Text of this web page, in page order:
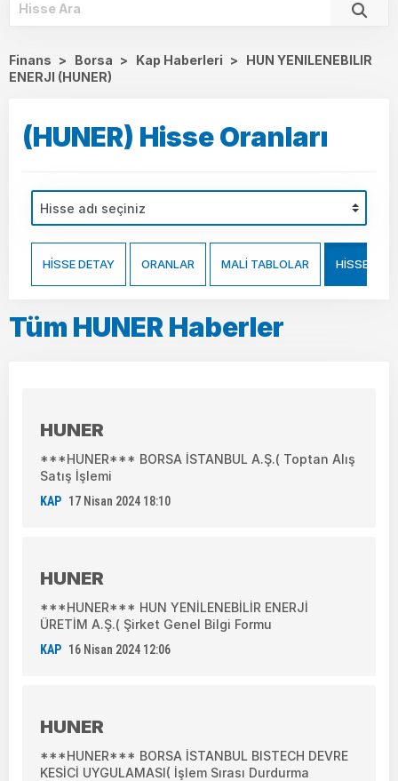
Finans > Borsa > Kap Haberleri >
HUN YENILENEBILIR
ENERJI (HUNER)
(HUNER) Hisse Oranları
HİSSE DETAY ORANLAR MALİ TABLOLAR HİSSE
Tüm HUNER Haberler
HUNER
***HUNER*** BORSA İSTANBUL A.Ş.( Toptan Alış
Satış İşlemi
KAP 17 Nisan 2024 18:10
HUNER
***HUNER*** HUN YENİLENEBİLİR ENERJİ
ÜRETİM A.Ş.( Şirket Genel Bilgi Formu
KAP 16 Nisan 2024 12:06
HUNER
***HUNER*** BORSA İSTANBUL BISTECH DEVRE
KESİCİ UYGULAMASI( İşlem Sırası Durdurma